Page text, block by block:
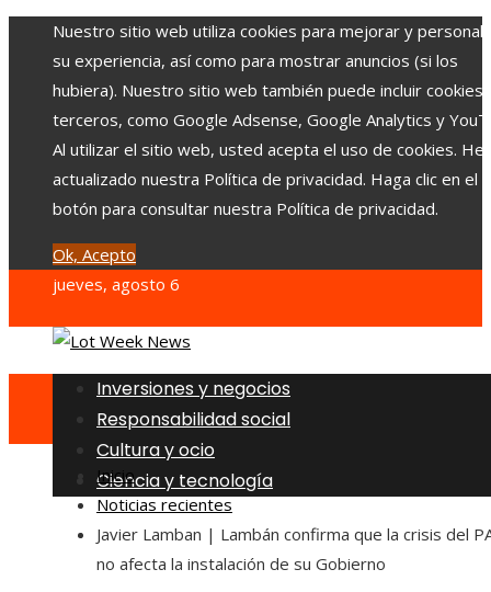
Nuestro sitio web utiliza cookies para mejorar y
su experiencia, así como para mostrar anuncios (si los
hubiera). Nuestro sitio web también puede incluir cookies
terceros, como Google Adsense, Google Analytics y
Al utilizar el sitio web, usted acepta el uso de cookies.
actualizado nuestra Política de privacidad. Haga clic en el
botón para consultar nuestra Política de privacidad.
Ok, Acepto
jueves, agosto 6
Inversiones y negocios
Responsabilidad social
Cultura y ocio
Ciencia y tecnología
Inicio
Noticias recientes
Javier Lamban | Lambán confirma que la crisis del
no afecta la instalación de su Gobierno